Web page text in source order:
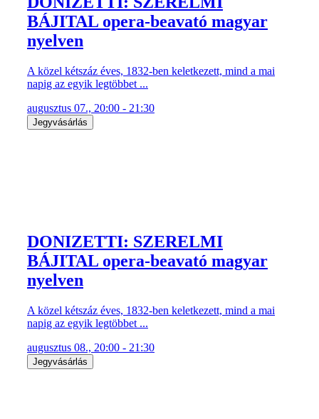
BÁJITAL opera-beavató magyar
nyelven
A közel kétszáz éves, 1832-ben keletkezett, mind a mai
napig az egyik legtöbbet ...
augusztus 07., 20:00 - 21:30
Jegyvásárlás
DONIZETTI: SZERELMI
BÁJITAL opera-beavató magyar
nyelven
A közel kétszáz éves, 1832-ben keletkezett, mind a mai
napig az egyik legtöbbet ...
augusztus 08., 20:00 - 21:30
Jegyvásárlás